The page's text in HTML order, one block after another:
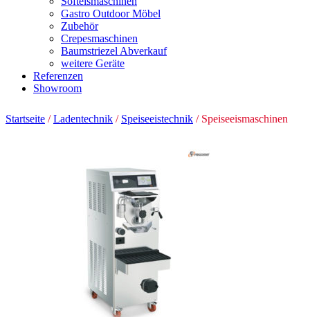
Gastro Outdoor Möbel
Zubehör
Crepesmaschinen
Baumstriezel Abverkauf
weitere Geräte
Referenzen
Showroom
Startseite /Ladentechnik / Speiseeistechnik / Speiseeismaschinen